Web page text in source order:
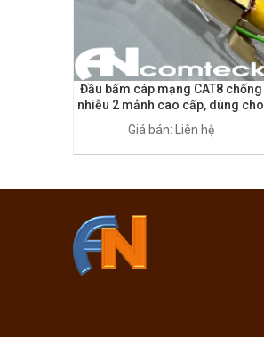
Đầu bấm cáp mạng CAT8 chống
nhiễu 2 mảnh cao cấp, dùng cho
F8S-P100
Giá bán: Liên hệ